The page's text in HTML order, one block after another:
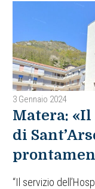
3 Gennaio 2024
Matera:
di
“Il servizio